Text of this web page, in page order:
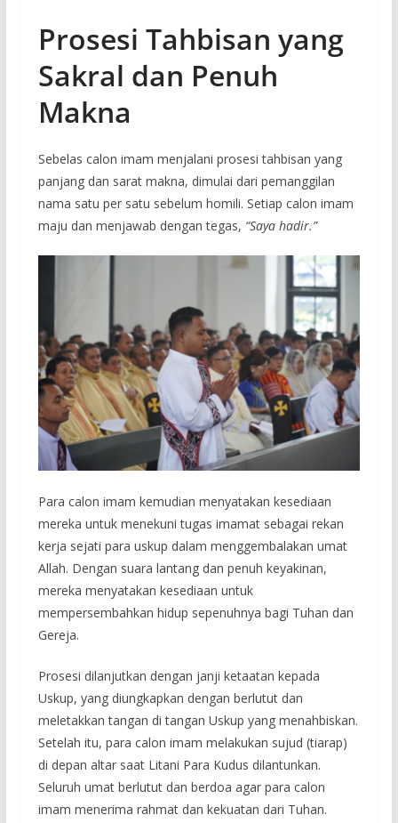
Prosesi Tahbisan yang
Sakral dan Penuh
Makna
Sebelas calon imam menjalani prosesi tahbisan yang
panjang dan sarat makna, dimulai dari pemanggilan
nama satu per satu sebelum homili. Setiap calon imam
maju dan menjawab dengan tegas, “Saya hadir.”
Para calon imam kemudian menyatakan kesediaan
mereka untuk menekuni tugas imamat sebagai rekan
kerja sejati para uskup dalam menggembalakan umat
Allah. Dengan suara lantang dan penuh keyakinan,
mereka menyatakan kesediaan untuk
mempersembahkan hidup sepenuhnya bagi Tuhan dan
Gereja.
Prosesi dilanjutkan dengan janji ketaatan kepada
Uskup, yang diungkapkan dengan berlutut dan
meletakkan tangan di tangan Uskup yang menahbiskan.
Setelah itu, para calon imam melakukan sujud (tiarap)
di depan altar saat Litani Para Kudus dilantunkan.
Seluruh umat berlutut dan berdoa agar para calon
imam menerima rahmat dan kekuatan dari Tuhan.